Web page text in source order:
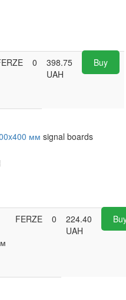
0
398.75
UAH
Buy
мм signal boards
FERZE 0
224.40
UAH